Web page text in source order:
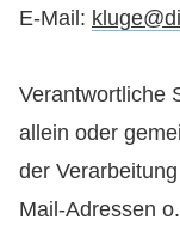
E-Mail:
Verantwortliche
allein oder
der
Mail-Adressen